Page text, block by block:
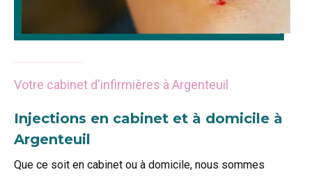
Votre cabinet d'infirmières à Argenteuil
Injections en cabinet et à domicile à
Argenteuil
Que ce soit en cabinet ou à domicile, nous sommes